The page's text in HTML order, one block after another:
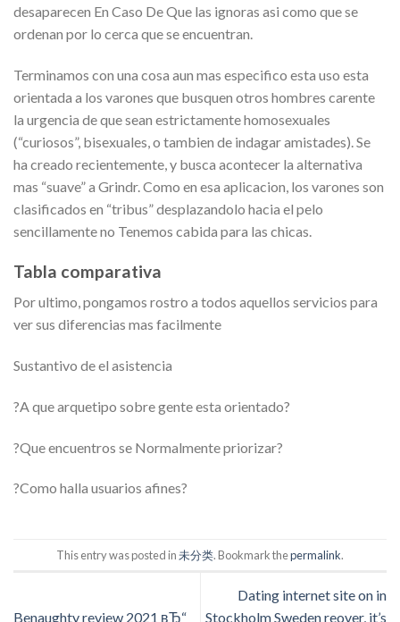
desaparecen En Caso De Que las ignoras asi como que se
ordenan por lo cerca que se encuentran.
Terminamos con una cosa aun mas especifico esta uso esta
orientada a los varones que busquen otros hombres carente
la urgencia de que sean estrictamente homosexuales
(“curiosos”, bisexuales, o tambien de indagar amistades). Se
ha creado recientemente, y busca acontecer la alternativa
mas “suave” a Grindr. Como en esa aplicacion, los varones son
clasificados en “tribus” desplazandolo hacia el pelo
sencillamente no Tenemos cabida para las chicas.
Tabla comparativa
Por ultimo, pongamos rostro a todos aquellos servicios para
ver sus diferencias mas facilmente
Sustantivo de el asistencia
?A que arquetipo sobre gente esta orientado?
?Que encuentros se Normalmente priorizar?
?Como halla usuarios afines?
This entry was posted in未分类. Bookmark thepermalink.
Benaughty review 2021 вЂ“
Dating internet site on in
Stockholm Sweden reover, it’s